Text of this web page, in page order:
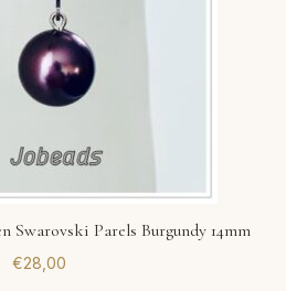
Swarovski Parels Burgundy 14mm
€28,00